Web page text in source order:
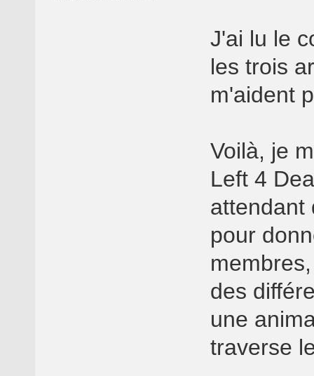
J'ai lu le
les trois
m'aident
Voilà, je
Left 4
attendant
pour
des
une
traverse